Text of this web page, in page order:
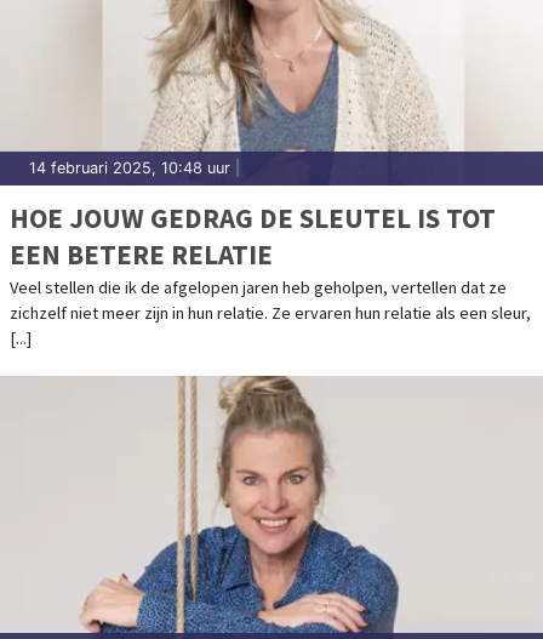
14 februari 2025, 10:48 uur
HOE JOUW GEDRAG DE SLEUTEL IS TOT
EEN BETERE RELATIE
Veel stellen die ik de afgelopen jaren heb geholpen, vertellen dat ze
zichzelf niet meer zijn in hun relatie. Ze ervaren hun relatie als een sleur,
[...]